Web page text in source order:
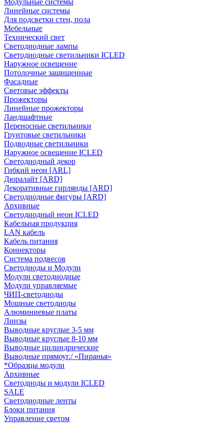
Модульные системы
Линейные системы
Для подсветки стен, пола
Мебельные
Технический свет
Светодиодные лампы
Светодиодные светильники ICLED
Наружное освещение
Потолочные защищенные
Фасадные
Световые эффекты
Прожекторы
Линейные прожекторы
Ландшафтные
Переносные светильники
Грунтовые светильники
Подводные светильники
Наружное освещение ICLED
Светодиодный декор
Гибкий неон [ARL]
Дюралайт [ARD]
Декоративные гирлянды [ARD]
Светодиодные фигуры [ARD]
Архивные
Светодиодный неон ICLED
Кабельная продукция
LAN кабель
Кабель питания
Коннекторы
Система подвесов
Светодиоды и Модули
Модули светодиодные
Модули управляемые
ЧИП-светодиоды
Мощные светодиоды
Алюминиевые платы
Линзы
Выводные круглые 3-5 мм
Выводные круглые 8-10 мм
Выводные цилиндрические
Выводные прямоуг./ «Пиранья»
*Образцы модули
Архивные
Светодиоды и модули ICLED
SALE
Светодиодные ленты
Блоки питания
Управление светом